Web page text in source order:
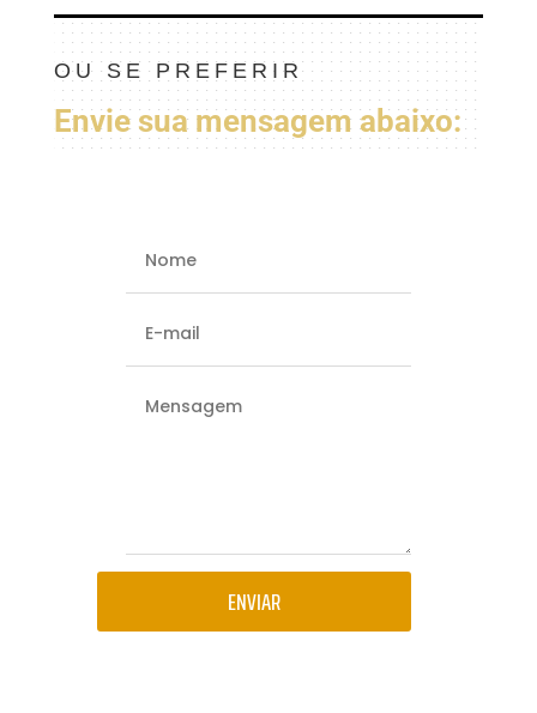
OU SE PREFERIR
Envie sua mensagem abaixo:
ENVIAR